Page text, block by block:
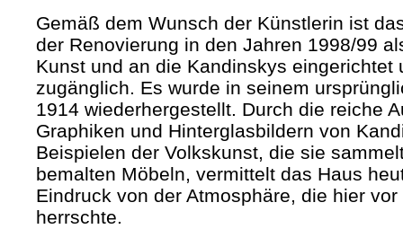
Gemäß dem Wunsch der Künstlerin ist
der Renovierung in den Jahren 1998/99
Kunst und an die Kandinskys eingerichtet
zugänglich. Es wurde in seinem
1914 wiederhergestellt. Durch die reiche
Graphiken und Hinterglasbildern von
Beispielen der Volkskunst, die sie
bemalten Möbeln, vermittelt das Haus
Eindruck von der Atmosphäre, die hier
herrschte.